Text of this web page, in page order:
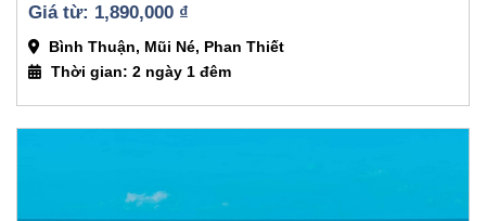
1,890,000 ₫
Bình Thuận, Mũi Né, Phan Thiết
Thời gian: 2 ngày 1 đêm